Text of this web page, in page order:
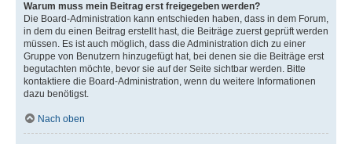
Warum muss mein Beitrag erst freigegeben werden?
Die Board-Administration kann entschieden haben, dass in dem Forum,
in dem du einen Beitrag erstellt hast, die Beiträge zuerst geprüft werden
müssen. Es ist auch möglich, dass die Administration dich zu einer
Gruppe von Benutzern hinzugefügt hat, bei denen sie die Beiträge erst
begutachten möchte, bevor sie auf der Seite sichtbar werden. Bitte
kontaktiere die Board-Administration, wenn du weitere Informationen
dazu benötigst.
Nach oben